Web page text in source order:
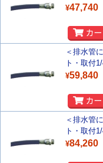
¥47,740
＜排水管
ト・取付
¥59,840
＜排水管
ト・取付
¥84,260